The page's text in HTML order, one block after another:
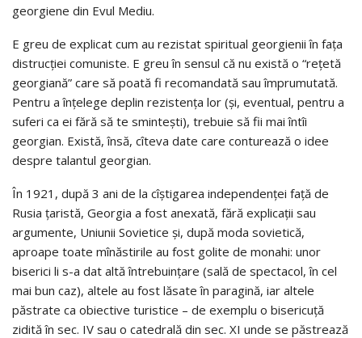
georgiene din Evul Mediu.
E greu de explicat cum au rezistat spiritual georgienii în faţa
distrucţiei comuniste. E greu în sensul că nu există o “reţetă
georgiană” care să poată fi recomandată sau împrumutată.
Pentru a înţelege deplin rezistenţa lor (şi, eventual, pentru a
suferi ca ei fără să te sminteşti), trebuie să fii mai întîi
georgian. Există, însă, cîteva date care conturează o idee
despre talantul georgian.
În 1921, după 3 ani de la cîştigarea independenţei faţă de
Rusia ţaristă, Georgia a fost anexată, fără explicaţii sau
argumente, Uniunii Sovietice şi, după moda sovietică,
aproape toate mînăstirile au fost golite de monahi: unor
biserici li s-a dat altă întrebuinţare (sală de spectacol, în cel
mai bun caz), altele au fost lăsate în paragină, iar altele
păstrate ca obiective turistice – de exemplu o bisericuţă
zidită în sec. IV sau o catedrală din sec. XI unde se păstrează